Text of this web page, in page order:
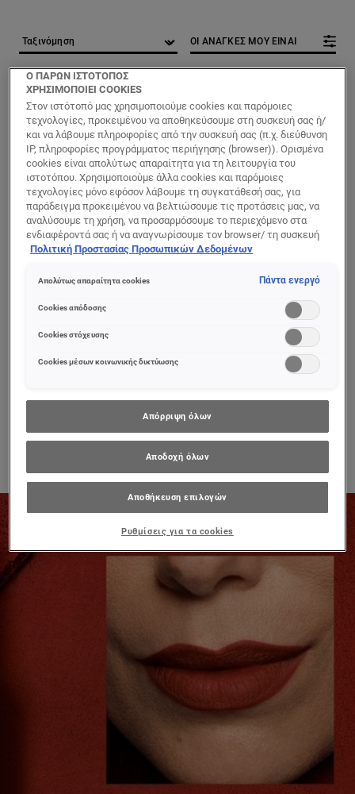
ΟΙ ΑΝΑΓΚΕΣ ΜΟΥ ΕΙΝΑΙ
Clinically Proven
Βλεφαρίδων
Ο ΠΑΡΩΝ ΙΣΤΟΤΟΠΟΣ
ΧΡΗΣΙΜΟΠΟΙΕΙ COOKIES
Στον ιστότοπό μας χρησιμοποιούμε cookies και παρόμοιες
τεχνολογίες, προκειμένου να αποθηκεύσουμε στη συσκευή σας ή/
και να λάβουμε πληροφορίες από την συσκευή σας (π.χ. διεύθυνση
IP, πληροφορίες προγράμματος περιήγησης (browser)). Ορισμένα
cookies είναι απολύτως απαραίτητα για τη λειτουργία του
ιστοτόπου. Χρησιμοποιούμε άλλα cookies και παρόμοιες
τεχνολογίες μόνο εφόσον λάβουμε τη συγκατάθεσή σας, για
παράδειγμα προκειμένου να βελτιώσουμε τις προτάσεις μας, να
αναλύσουμε τη χρήση, να προσαρμόσουμε το περιεχόμενο στα
ενδιαφέροντά σας ή να αναγνωρίσουμε τον browser/ τη συσκευή
σας για τη δημιουργία προφίλ με τα ενδιαφέροντά σας και να σας
διαδικτυακές προτάσεις. Μπορείτε να αποδεχθείτε cookies τα
(«Απόρριψη όλων») ή να ρυθμίσετε και να αποθηκεύσετε τις
επιλογές σας («Αποθήκευση επιλογών»). Μπορείτε επίσης, ανά
πάσα στιγμή, να ελέγξετε και να ρυθμίσετε εκ νέου τις επιλογές
Περισσότερες πληροφορίες μπορείτε να βρείτε στην
Πολιτική Προστασίας Προσωπικών Δεδομένων
Απολύτως απαραίτητα cookies Πάντα ενεργό
Cookies απόδοσης
Cookies στόχευσης
Cookies μέσων κοινωνικής δικτύωσης
Απόρριψη όλων
Αποδοχή όλων
Αποθήκευση επιλογών
Ρυθμίσεις για τα cookies